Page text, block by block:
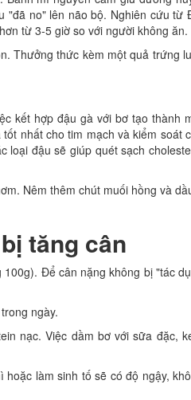
"đã no" lên não bộ. Nghiên cứu từ
từ 3-5 giờ so với người không ăn.
Thưởng thức kèm một quả trứng
kết hợp đậu gà với bơ tạo thành
nhất cho tim mạch và kiểm soát
loại đậu sẽ giúp quét sạch
Nêm thêm chút muối hồng và
tăng cân
Để cân nặng không bị "tác
ngày.
nạc. Việc dầm bơ với sữa đặc,
làm sinh tố sẽ có độ ngậy,